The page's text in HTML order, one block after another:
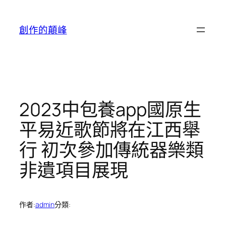
創作的顛峰
2023中包養app國原生
平易近歌節將在江西舉
行 初次參加傳統器樂類
非遺項目展現
作者:admin分類: